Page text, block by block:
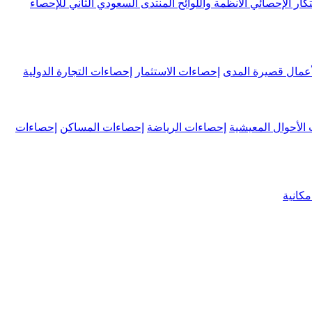
الإحصائي الأنظمة واللوائح المنتدى السعودي الثاني للإحصاء
قصيرة المدى إحصاءات الاستثمار إحصاءات التجارة الدولية
الأحوال المعيشية إحصاءات الرياضة إحصاءات المساكن إحصاءات